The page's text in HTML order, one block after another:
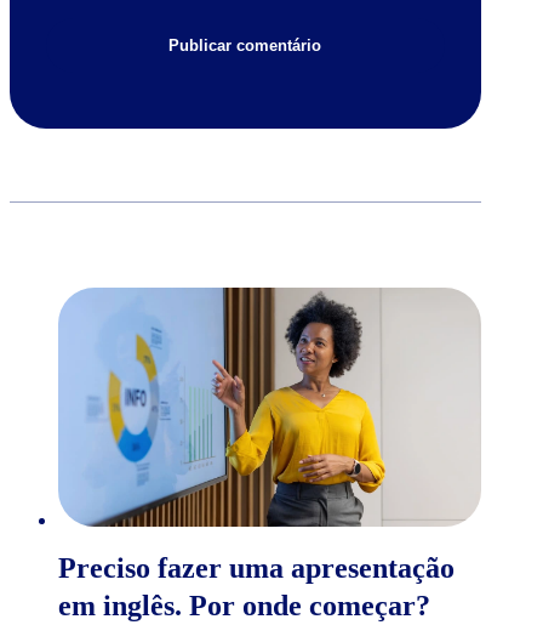
Preciso fazer uma apresentação
em inglês. Por onde começar?